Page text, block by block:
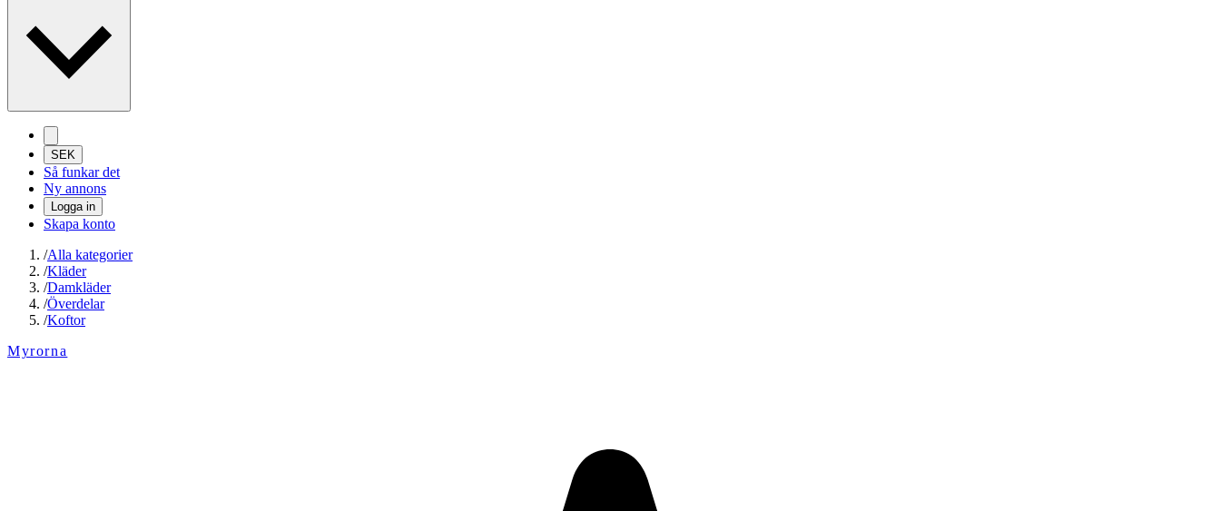
SEK
Så funkar det
Ny annons
Logga in
Skapa konto
/Alla kategorier
/Kläder
/Damkläder
/Överdelar
/Koftor
Myrorna